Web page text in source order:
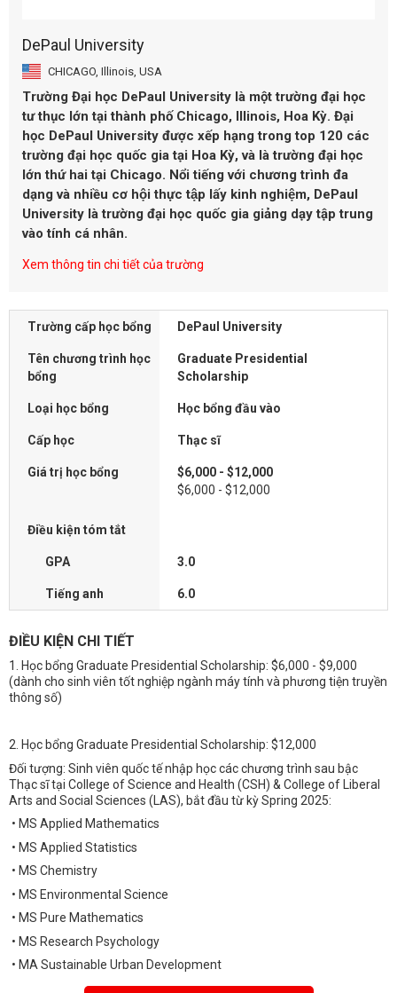
DePaul University
CHICAGO, Illinois, USA
Trường Đại học DePaul University là một trường đại học
tư thục lớn tại thành phố Chicago, Illinois, Hoa Kỳ. Đại
học DePaul University được xếp hạng trong top 120 các
trường đại học quốc gia tại Hoa Kỳ, và là trường đại học
lớn thứ hai tại Chicago. Nổi tiếng với chương trình đa
dạng và nhiều cơ hội thực tập lấy kinh nghiệm, DePaul
University là trường đại học quốc gia giảng dạy tập trung
vào tính cá nhân.
Xem thông tin chi tiết của trường
Trường cấp học bổng DePaul University
Tên chương trình học
bổng
Graduate Presidential
Scholarship
Loại học bổng Học bổng đầu vào
Cấp học Thạc sĩ
Giá trị học bổng
$6,000 - $12,000
$6,000 - $12,000
Điều kiện tóm tắt
GPA 3.0
Tiếng anh 6.0
ĐIỀU KIỆN CHI TIẾT
1. Học bổng Graduate Presidential Scholarship: $6,000 - $9,000
(dành cho sinh viên tốt nghiệp ngành máy tính và phương tiện truyền
thông số)
2. Học bổng Graduate Presidential Scholarship: $12,000
Đối tượng: Sinh viên quốc tế nhập học các chương trình sau bậc
Thạc sĩ tại College of Science and Health (CSH) & College of Liberal
Arts and Social Sciences (LAS), bắt đầu từ kỳ Spring 2025:
• MS Applied Mathematics
• MS Applied Statistics
• MS Chemistry
• MS Environmental Science
• MS Pure Mathematics
• MS Research Psychology
• MA Sustainable Urban Development